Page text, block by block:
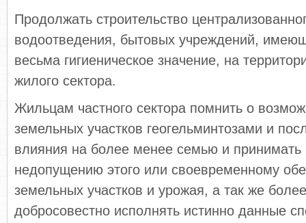
Продолжать строительство
водоотведения, бытовых учреждений,
весьма гигиеническое значение, на
жилого сектора.
Жильцам частного сектора помнить о
земельных участков геогельминтозами и
влияния на более менее семью и
недопущению этого или своевременному
земельных участков и урожая, а так же
добросовестно исполнять истинно данные